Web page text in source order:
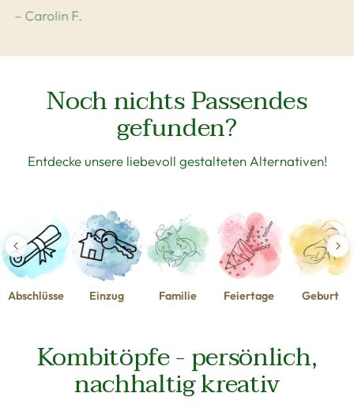
– Carolin F.
Noch nichts Passendes
gefunden?
Entdecke unsere liebevoll gestalteten Alternativen!
Abschlüsse Einzug Familie Feiertage Geburt
Kombitöpfe - persönlich,
nachhaltig kreativ